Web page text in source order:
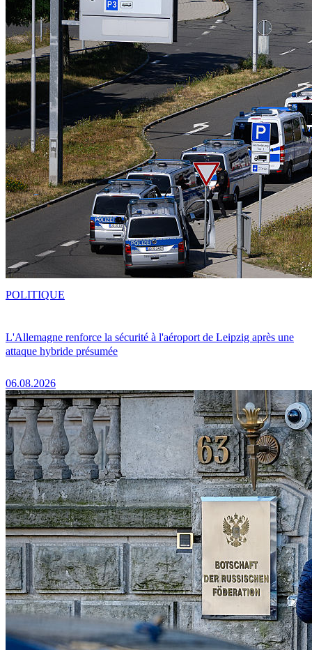
L'Allemagne renforce la sécurité à l'aéroport de Leipzig après une
attaque hybride présumée
06.08.2026
POLITIQUE